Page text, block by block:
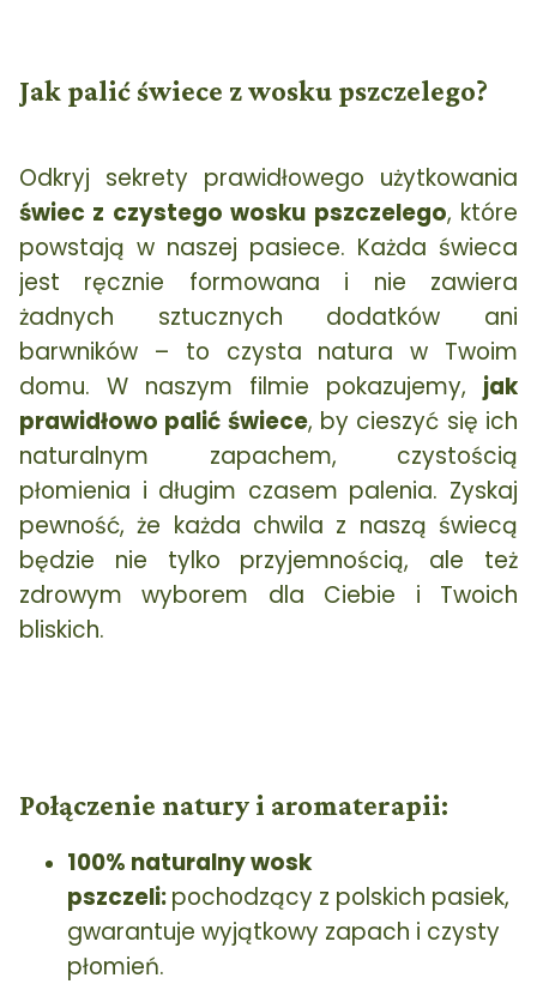
Jak palić świece z wosku pszczelego?
Odkryj sekrety prawidłowego użytkowania
świec z czystego wosku pszczelego, które
powstają w naszej pasiece. Każda świeca
jest ręcznie formowana i nie zawiera
żadnych sztucznych dodatków ani
barwników – to czysta natura w Twoim
domu. W naszym filmie pokazujemy, jak
prawidłowo palić świece, by cieszyć się ich
naturalnym zapachem, czystością
płomienia i długim czasem palenia. Zyskaj
pewność, że każda chwila z naszą świecą
będzie nie tylko przyjemnością, ale też
zdrowym wyborem dla Ciebie i Twoich
bliskich.
Połączenie natury i aromaterapii:
100% naturalny wosk
pszczeli:pochodzący z polskich pasiek,
gwarantuje wyjątkowy zapach i czysty
płomień.